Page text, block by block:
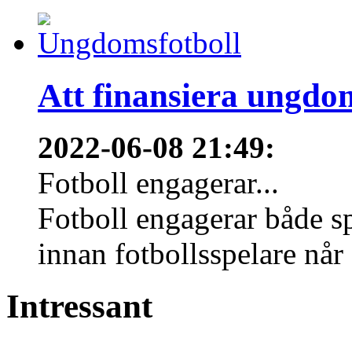
Att finansiera
2022-06-08 21:49:
Fotboll engagerar...
Fotboll engagerar både
innan fotbollsspelare
Intressant